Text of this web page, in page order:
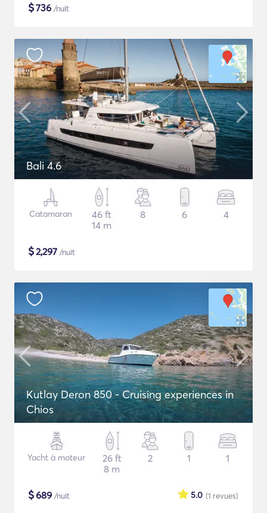
$736 /nuit
Bali 4.6
Catamaran
46 ft
14 m
8 6 4
$2,297 /nuit
Kutlay Deron 850 - Cruising experiences in
Chios
Yacht à moteur
26 ft
8 m
2 1 1
$689 /nuit (1 revues)
5.0